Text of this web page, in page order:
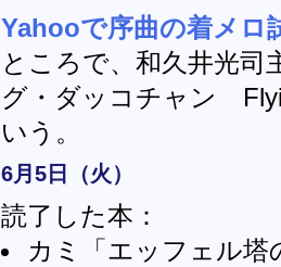
Yahooで序曲の着メロ
ところで、和久井光
グ・ダッコチャン
いう。
6月5日（火）
読了した本：
カミ「エッフェル塔